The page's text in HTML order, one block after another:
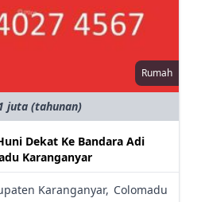
Rumah
juta (tahunan)
Dekat Ke Bandara Adi
Karanganyar
Karanganyar, Colomadu